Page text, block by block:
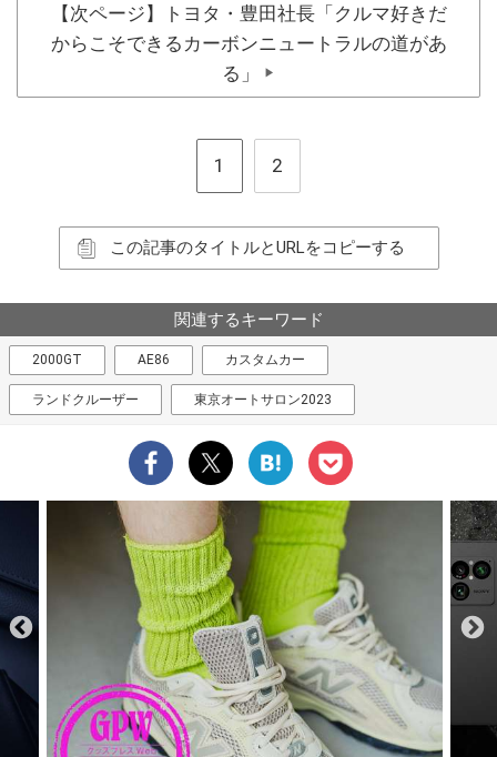
【次ページ】トヨタ・豊田社長「クルマ好きだ
からこそできるカーボンニュートラルの道があ
る」
▶
1 2
この記事のタイトルとURLをコピーする
関連するキーワード
2000GT AE86 カスタムカー
ランドクルーザー 東京オートサロン2023